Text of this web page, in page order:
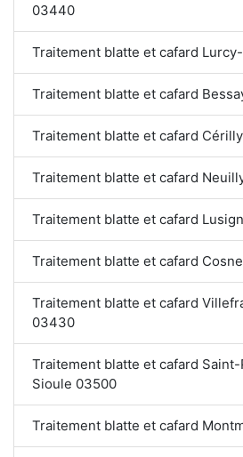
03440
Traitement blatte et cafard
Traitement blatte et cafard
Traitement blatte et cafard
Traitement blatte et cafard
Traitement blatte et cafard
Traitement blatte et cafard
Traitement blatte et cafard
03430
Traitement blatte et cafard
Sioule 03500
Traitement blatte et cafard